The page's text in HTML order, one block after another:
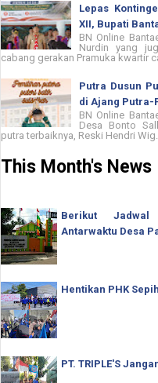
Lepas
XII, Bupati
BN Online
Nurdin yang
cabang gerakan Pramuka kwartir
Putra Dusun
di Ajang Putra-
BN Online
Desa Bonto
putra terbaiknya, Reski Hendri
This Month's News
Berikut Jadwal
Antarwaktu Desa
Hentikan PHK
PT. TRIPLE'S